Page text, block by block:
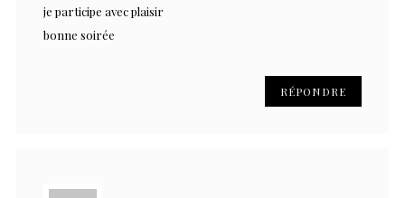
je participe avec plaisir
bonne soirée
RÉPONDRE